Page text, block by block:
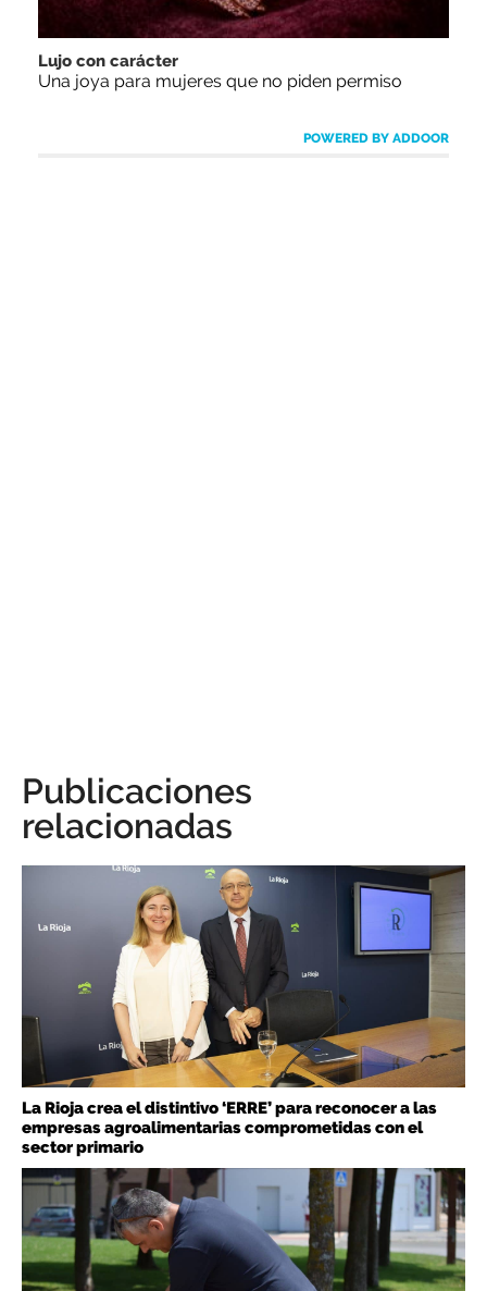
Lujo con carácter
Una joya para mujeres que no piden permiso
POWERED BY ADDOOR
Publicaciones
relacionadas
La Rioja crea el distintivo ‘ERRE’ para reconocer a las
empresas agroalimentarias comprometidas con el
sector primario